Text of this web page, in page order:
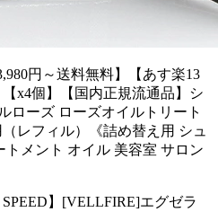
円～送料無料】【あす楽13
x4個】【国内正規流通品】シ
ローズ ローズオイルトリート
レフィル）《詰め替え用 シュ
トメント オイル 美容室 サロン
SPEED】[VELLFIRE]エグゼラ